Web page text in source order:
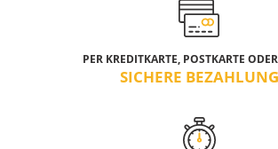
PER KREDITKARTE, POSTKARTE
SICHERE BEZAHLUNG